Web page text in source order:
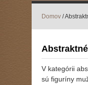
Domov /
V kategórii
sú figuríny